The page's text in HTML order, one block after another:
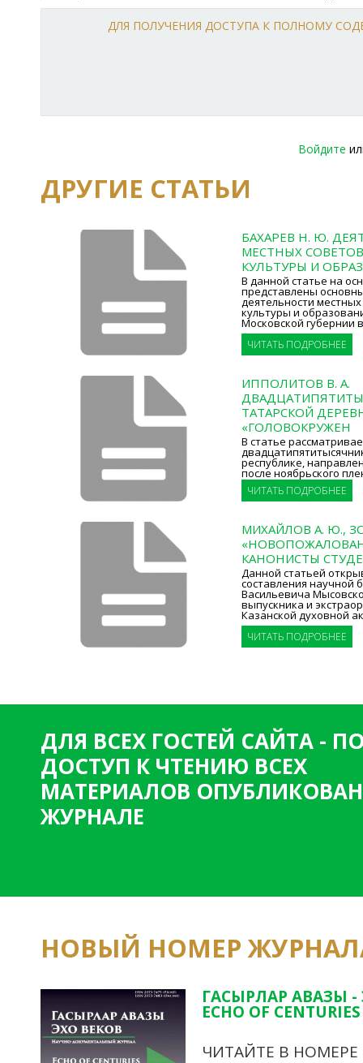
ДЛЯ ПОЛУЧЕНИЯ ДОСТУПА К ПОЛНОМУ
Войдите
ДРУГИЕ СТАТЬИ
БАХАРЕВ Н. Ю.
МЕСТНЫХ
КУЛЬТУРЫ И
В данной статье на
представлены
деятельности
культуры и
Московской губернии
ЧИТАТЬ ПОДРОБНЕЕ
ИППОЛИТОВ В. А.
ТАТАРСКОЙ
«ГОЛОВОКРУЖЕН
В статье
республике,
после ноябрьского
ЧИТАТЬ ПОДРОБНЕЕ
МИХАЙЛОВ А. Ю.,
КАНОНИСТЫ
Данной статьей
составления научной
Васильевича
выпускника и
Казанской духовной
ЧИТАТЬ ПОДРОБНЕЕ
ДЛЯ ВСЕХ ГОСТЕЙ САЙТА -
ДОСТУП К ЧТЕНИЮ ВСЕХ
МАТЕРИАЛОВ
ЖУРНАЛЕ
НОВЫЙ НОМЕР
ГАСЫРЛАР АВАЗЫ -
ECHO OF
ЧИТАЙТЕ В НОМЕРЕ